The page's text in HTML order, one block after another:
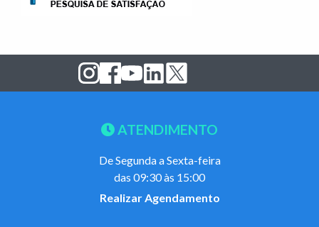
ATENDIMENTO
De Segunda a Sexta-feira
das 09:30 às 15:00
Realizar Agendamento